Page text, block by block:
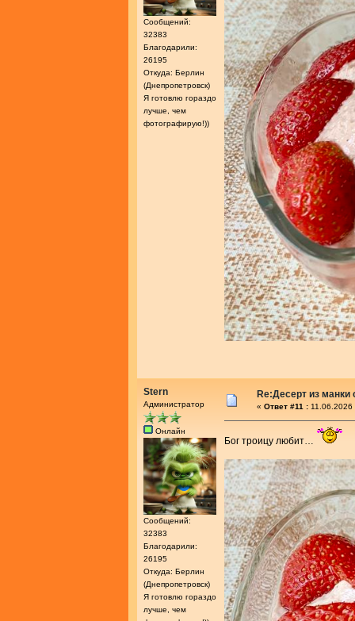
Сообщений:
32383
Благодарили:
26195
Откуда: Берлин
(Днепропетровск)
Я готовлю гораздо
лучше, чем
фотографирую!))
Stern
Администратор
Онлайн
Сообщений:
32383
Благодарили:
26195
Откуда: Берлин
(Днепропетровск)
Я готовлю гораздо
лучше, чем
Re:Десерт из манки
« Ответ #11 : 11.06.2026
Бог троицу любит…